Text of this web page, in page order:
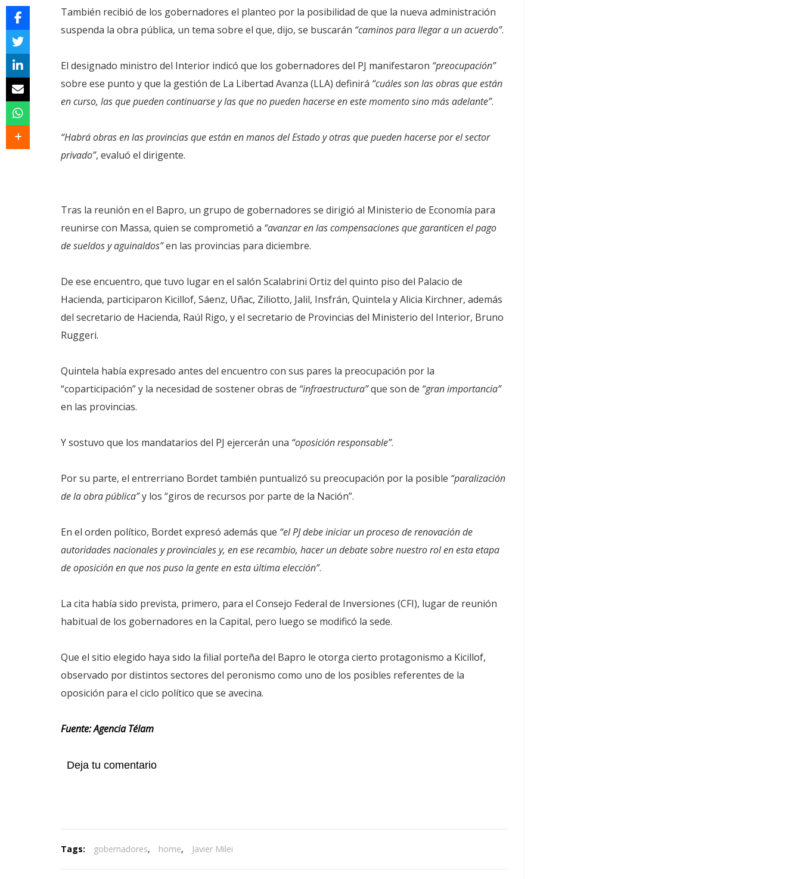
También recibió de los gobernadores el planteo por la posibilidad de que la nueva administración
suspenda la obra pública, un tema sobre el que, dijo, se buscarán “caminos para llegar a un acuerdo”.
El designado ministro del Interior indicó que los gobernadores del PJ manifestaron “preocupación”
sobre ese punto y que la gestión de La Libertad Avanza (LLA) definirá “cuáles son las obras que están
en curso, las que pueden continuarse y las que no pueden hacerse en este momento sino más adelante”.
“Habrá obras en las provincias que están en manos del Estado y otras que pueden hacerse por el sector
privado”, evaluó el dirigente.
Tras la reunión en el Bapro, un grupo de gobernadores se dirigió al Ministerio de Economía para
reunirse con Massa, quien se comprometió a “avanzar en las compensaciones que garanticen el pago
de sueldos y aguinaldos”en las provincias para diciembre.
De ese encuentro, que tuvo lugar en el salón Scalabrini Ortiz del quinto piso del Palacio de
Hacienda, participaron Kicillof, Sáenz, Uñac, Ziliotto, Jalil, Insfrán, Quintela y Alicia Kirchner, además
del secretario de Hacienda, Raúl Rigo, y el secretario de Provincias del Ministerio del Interior, Bruno
Ruggeri.
Quintela había expresado antes del encuentro con sus pares la preocupación por la
“coparticipación” y la necesidad de sostener obras de “infraestructura”que son de “gran importancia”
en las provincias.
Y sostuvo que los mandatarios del PJ ejercerán una “oposición responsable”.
Por su parte, el entrerriano Bordet también puntualizó su preocupación por la posible “paralización
de la obra pública”y los “giros de recursos por parte de la Nación”.
En el orden político, Bordet expresó además que “el PJ debe iniciar un proceso de renovación de
autoridades nacionales y provinciales y, en ese recambio, hacer un debate sobre nuestro rol en esta etapa
de oposición en que nos puso la gente en esta última elección”.
La cita había sido prevista, primero, para el Consejo Federal de Inversiones (CFI), lugar de reunión
habitual de los gobernadores en la Capital, pero luego se modificó la sede.
Que el sitio elegido haya sido la filial porteña del Bapro le otorga cierto protagonismo a Kicillof,
observado por distintos sectores del peronismo como uno de los posibles referentes de la
oposición para el ciclo político que se avecina.
Fuente: Agencia Télam
Deja tu comentario
Tags: gobernadores, home, Javier Milei